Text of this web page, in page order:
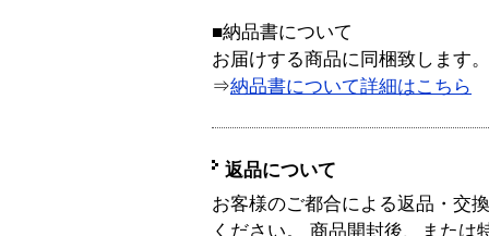
■納品書について
お届けする商品に同梱致します。
⇒納品書について詳細はこちら
返品について
お客様のご都合による返品・交
ください。 商品開封後、または